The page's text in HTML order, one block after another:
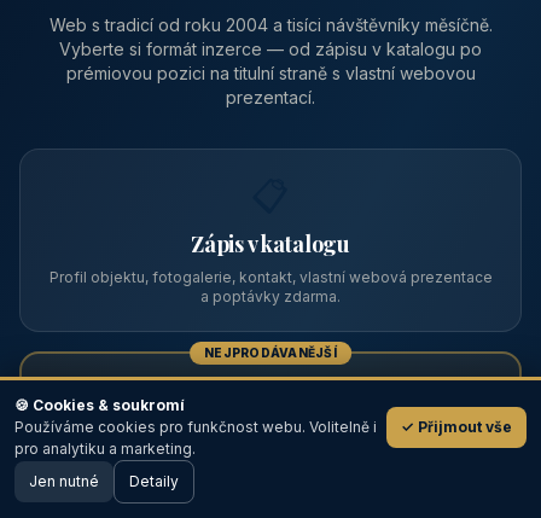
Web s tradicí od roku 2004 a tisíci návštěvníky měsíčně.
Vyberte si formát inzerce — od zápisu v katalogu po
prémiovou pozici na titulní straně s vlastní webovou
prezentací.
Zápis v katalogu
Profil objektu, fotogalerie, kontakt, vlastní webová prezentace
a poptávky zdarma.
NEJPRODÁVANĚJŠÍ
Prémiový partner
TOP pozice na titulce, přednost ve výpisech, zlatý odznak a
💬
🖥️ Desktop verze
🍪 Cookies & soukromí
Používáme cookies pro funkčnost webu. Volitelně i
pro analytiku a marketing.
✓ Přijmout vše
Jen nutné Detaily